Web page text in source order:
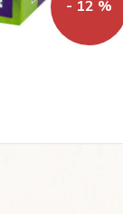
- 12 %